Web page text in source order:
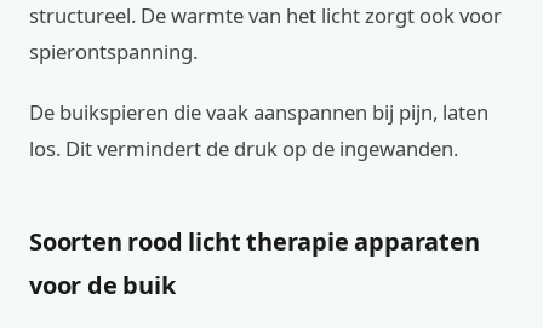
structureel. De warmte van het licht zorgt ook voor
spierontspanning.
De buikspieren die vaak aanspannen bij pijn, laten
los. Dit vermindert de druk op de ingewanden.
Soorten rood licht therapie apparaten
voor de buik